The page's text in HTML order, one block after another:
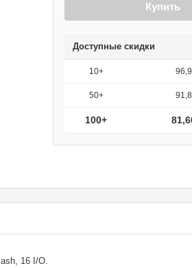
Купить
Доступные скидки
10+
50+
100+
16 I/O.